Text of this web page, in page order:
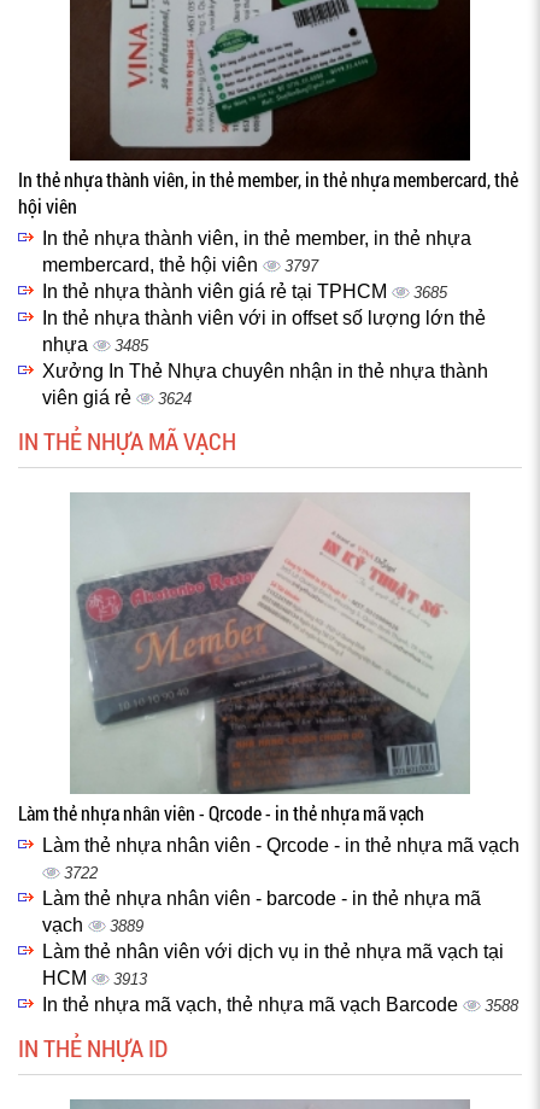
In thẻ nhựa thành viên, in thẻ member, in thẻ nhựa membercard, thẻ
hội viên
In thẻ nhựa thành viên, in thẻ member, in thẻ nhựa
membercard, thẻ hội viên
3797
In thẻ nhựa thành viên giá rẻ tại TPHCM 3685
In thẻ nhựa thành viên với in offset số lượng lớn thẻ
nhựa
3485
Xưởng In Thẻ Nhựa chuyên nhận in thẻ nhựa thành
viên giá rẻ
3624
IN THẺ NHỰA MÃ VẠCH
Làm thẻ nhựa nhân viên - Qrcode - in thẻ nhựa mã vạch
Làm thẻ nhựa nhân viên - Qrcode - in thẻ nhựa mã vạch
3722
Làm thẻ nhựa nhân viên - barcode - in thẻ nhựa mã
vạch
3889
Làm thẻ nhân viên với dịch vụ in thẻ nhựa mã vạch tại
HCM
3913
In thẻ nhựa mã vạch, thẻ nhựa mã vạch Barcode 3588
IN THẺ NHỰA ID